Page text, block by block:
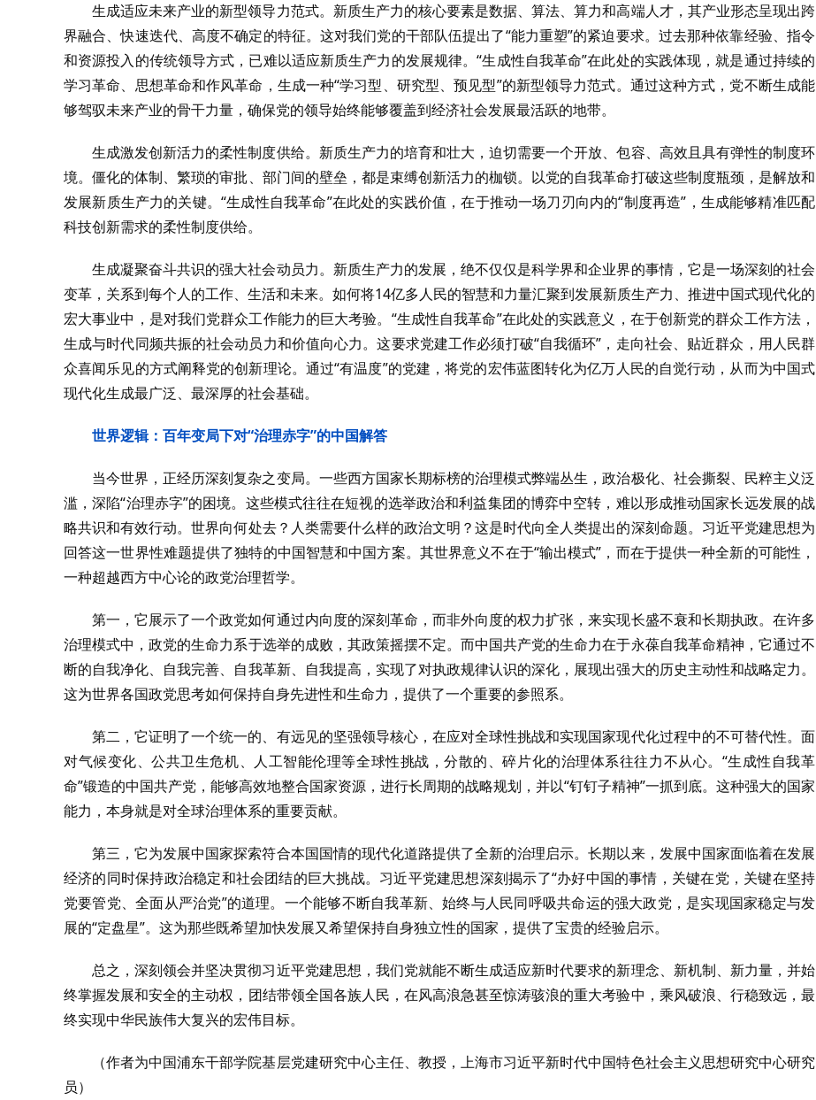
生成适应未来产业的新型领导力范式。新质生产力的核心要素是数据、算法、算力和高端人才，其产业形态呈现出跨
界融合、快速迭代、高度不确定的特征。这对我们党的干部队伍提出了“能力重塑”的紧迫要求。过去那种依靠经验、指令
和资源投入的传统领导方式，已难以适应新质生产力的发展规律。“生成性自我革命”在此处的实践体现，就是通过持续的
学习革命、思想革命和作风革命，生成一种“学习型、研究型、预见型”的新型领导力范式。通过这种方式，党不断生成能
够驾驭未来产业的骨干力量，确保党的领导始终能够覆盖到经济社会发展最活跃的地带。
生成激发创新活力的柔性制度供给。新质生产力的培育和壮大，迫切需要一个开放、包容、高效且具有弹性的制度环
境。僵化的体制、繁琐的审批、部门间的壁垒，都是束缚创新活力的枷锁。以党的自我革命打破这些制度瓶颈，是解放和
发展新质生产力的关键。“生成性自我革命”在此处的实践价值，在于推动一场刀刃向内的“制度再造”，生成能够精准匹配
科技创新需求的柔性制度供给。
生成凝聚奋斗共识的强大社会动员力。新质生产力的发展，绝不仅仅是科学界和企业界的事情，它是一场深刻的社会
变革，关系到每个人的工作、生活和未来。如何将14亿多人民的智慧和力量汇聚到发展新质生产力、推进中国式现代化的
宏大事业中，是对我们党群众工作能力的巨大考验。“生成性自我革命”在此处的实践意义，在于创新党的群众工作方法，
生成与时代同频共振的社会动员力和价值向心力。这要求党建工作必须打破“自我循环”，走向社会、贴近群众，用人民群
众喜闻乐见的方式阐释党的创新理论。通过“有温度”的党建，将党的宏伟蓝图转化为亿万人民的自觉行动，从而为中国式
现代化生成最广泛、最深厚的社会基础。
世界逻辑：百年变局下对“治理赤字”的中国解答
当今世界，正经历深刻复杂之变局。一些西方国家长期标榜的治理模式弊端丛生，政治极化、社会撕裂、民粹主义泛
滥，深陷“治理赤字”的困境。这些模式往往在短视的选举政治和利益集团的博弈中空转，难以形成推动国家长远发展的战
略共识和有效行动。世界向何处去？人类需要什么样的政治文明？这是时代向全人类提出的深刻命题。习近平党建思想为
回答这一世界性难题提供了独特的中国智慧和中国方案。其世界意义不在于“输出模式”，而在于提供一种全新的可能性，
一种超越西方中心论的政党治理哲学。
第一，它展示了一个政党如何通过内向度的深刻革命，而非外向度的权力扩张，来实现长盛不衰和长期执政。在许多
治理模式中，政党的生命力系于选举的成败，其政策摇摆不定。而中国共产党的生命力在于永葆自我革命精神，它通过不
断的自我净化、自我完善、自我革新、自我提高，实现了对执政规律认识的深化，展现出强大的历史主动性和战略定力。
这为世界各国政党思考如何保持自身先进性和生命力，提供了一个重要的参照系。
第二，它证明了一个统一的、有远见的坚强领导核心，在应对全球性挑战和实现国家现代化过程中的不可替代性。面
对气候变化、公共卫生危机、人工智能伦理等全球性挑战，分散的、碎片化的治理体系往往力不从心。“生成性自我革
命”锻造的中国共产党，能够高效地整合国家资源，进行长周期的战略规划，并以“钉钉子精神”一抓到底。这种强大的国家
能力，本身就是对全球治理体系的重要贡献。
第三，它为发展中国家探索符合本国国情的现代化道路提供了全新的治理启示。长期以来，发展中国家面临着在发展
经济的同时保持政治稳定和社会团结的巨大挑战。习近平党建思想深刻揭示了“办好中国的事情，关键在党，关键在坚持
党要管党、全面从严治党”的道理。一个能够不断自我革新、始终与人民同呼吸共命运的强大政党，是实现国家稳定与发
展的“定盘星”。这为那些既希望加快发展又希望保持自身独立性的国家，提供了宝贵的经验启示。
总之，深刻领会并坚决贯彻习近平党建思想，我们党就能不断生成适应新时代要求的新理念、新机制、新力量，并始
终掌握发展和安全的主动权，团结带领全国各族人民，在风高浪急甚至惊涛骇浪的重大考验中，乘风破浪、行稳致远，最
终实现中华民族伟大复兴的宏伟目标。
（作者为中国浦东干部学院基层党建研究中心主任、教授，上海市习近平新时代中国特色社会主义思想研究中心研究
员）